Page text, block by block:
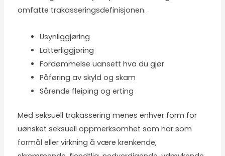
omfatte trakasseringsdefinisjonen.
Usynliggjøring
Latterliggjøring
Fordømmelse uansett hva du gjør
Påføring av skyld og skam
Sårende fleiping og erting
Med seksuell trakassering menes enhver form for
uønsket seksuell oppmerksomhet som har som
formål eller virkning å være krenkende,